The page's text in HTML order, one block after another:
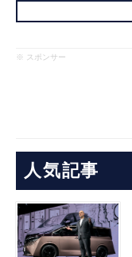
※ スポンサー
人気記事